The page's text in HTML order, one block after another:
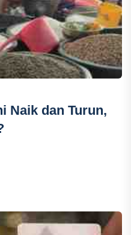
Naik dan Turun,